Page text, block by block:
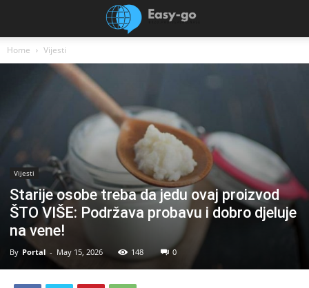
Home Vijesti
Vijesti
Starije osobe treba da jedu ovaj proizvod
ŠTO VIŠE: Podržava probavu i dobro djeluje
na vene!
By Portal - May 15, 2026 148 0